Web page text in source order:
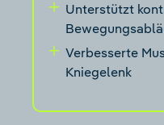
Unterstützt
Verbesserte
Kniegelenk